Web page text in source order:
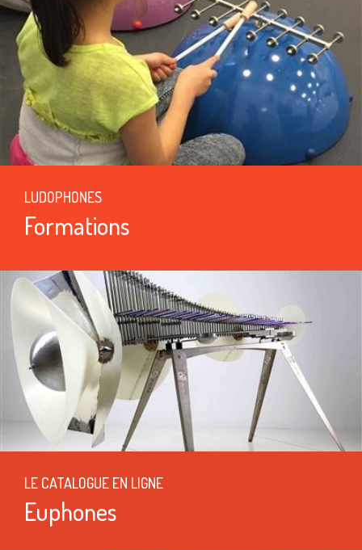
LUDOPHONES
Formations
LE CATALOGUE EN LIGNE
Euphones